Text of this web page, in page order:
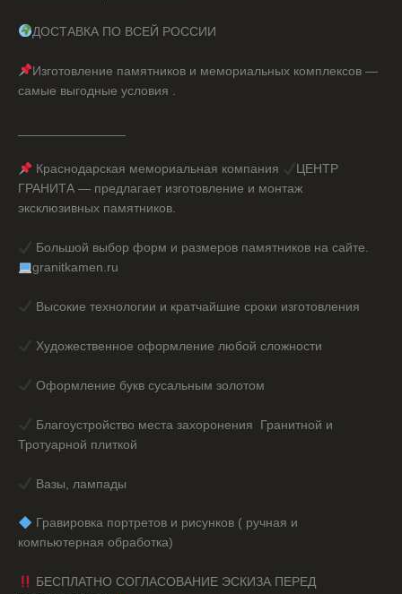
ДОСТАВКА ПО ВСЕЙ РОССИИ
Изготовление памятников и мемориальных комплексов —
самые выгодные условия .
Краснодарская мемориальная компания
ЦЕНТР
ГРАНИТА — предлагает изготовление и монтаж
эксклюзивных памятников.
Большой выбор форм и размеров памятников на сайте.
granitkamen.ru
Высокие технологии и кратчайшие сроки изготовления
Художественное оформление любой сложности
Оформление букв сусальным золотом
Благоустройство места захоронения Гранитной и
Тротуарной плиткой
Вазы, лампады
️ Гравировка портретов и рисунков ( ручная и
компьютерная обработка)
БЕСПЛАТНО СОГЛАСОВАНИЕ ЭСКИЗА ПЕРЕД